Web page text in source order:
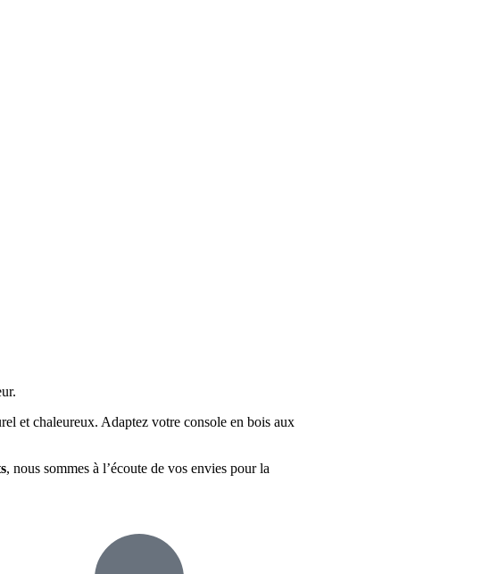
et chaleureux. Adaptez votre console en bois aux
, nous sommes à l’écoute de vos envies pour la